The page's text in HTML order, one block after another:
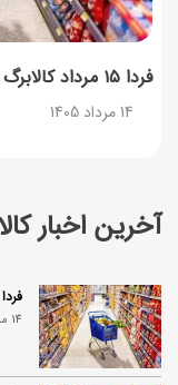
آخرین اخبار
فردا ۱۵ مرداد کالابرگ این افراد واریز می‌شود
14 مرداد 1405
فردا ۱۵ مرداد کالابرگ این افراد واریز می‌شود
14 مرداد 1405